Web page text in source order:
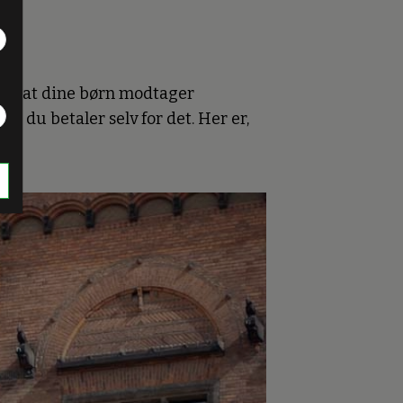
at dine børn modtager
du betaler selv for det. Her er,